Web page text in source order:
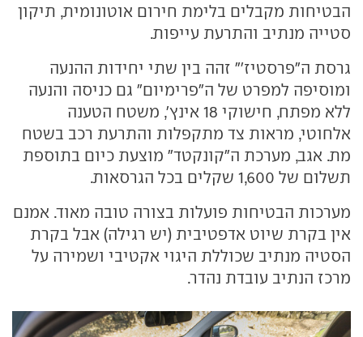
הבטיחות מקבלים בלימת חירום אוטונומית, תיקון
סטייה מנתיב והתרעת עייפות.
גרסת ה"פרסטיז'" זהה בין שתי יחידות ההנעה
ומוסיפה למפרט של ה"פרימיום" גם כניסה והנעה
ללא מפתח, חישוקי 18 אינץ', משטח הטענה
אלחוטי, מראות צד מתקפלות והתרעת רכב בשטח
מת. אגב, מערכת ה"קונקטד" מוצעת כיום בתוספת
תשלום של 1,600 שקלים בכל הגרסאות.
מערכות הבטיחות פועלות בצורה טובה מאוד. אמנם
אין בקרת שיוט אדפטיבית (יש רגילה) אבל בקרת
הסטיה מנתיב שכוללת היגוי אקטיבי ושמירה על
מרכז הנתיב עובדת נהדר.